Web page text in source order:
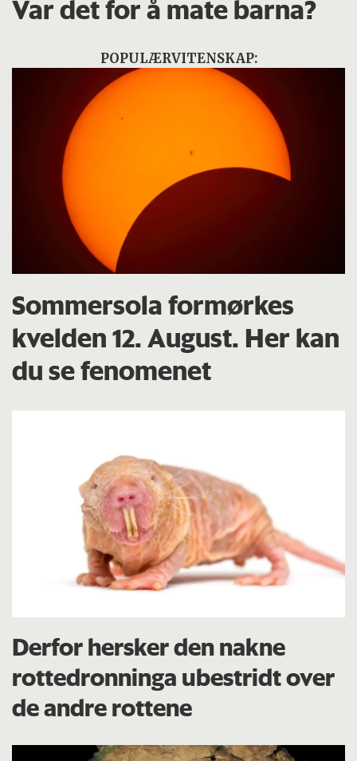
Var det for å mate barna?
POPULÆRVITENSKAP:
Sommersola formørkes
kvelden 12. August. Her kan
du se fenomenet
Derfor hersker den nakne
rottedronninga ubestridt over
de andre rottene